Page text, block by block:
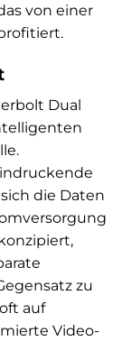
von einer
Dual
die Daten
zu
auf
Video-